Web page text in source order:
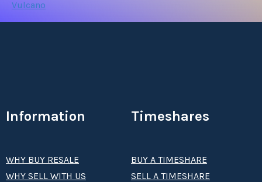
Vulcano
Information
WHY BUY RESALE
WHY SELL WITH US
Timeshares
BUY A TIMESHARE
SELL A TIMESHARE